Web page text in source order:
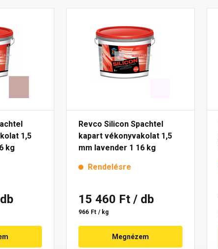
1,5
kg
Revco Silicon Spachtel
kapart vékonyvakolat 1,5
mm lavender 1 16 kg
Rendelésre
15 460 Ft / db
966 Ft / kg
Megnézem